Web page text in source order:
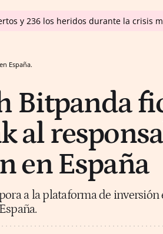
y 236 los heridos durante la crisis
España.
Bitpanda
al
en España
a la plataforma de